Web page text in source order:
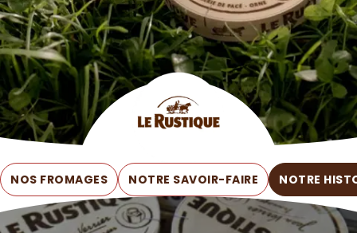
NOS FROMAGES NOTRE SAVOIR-FAIRE NOTRE